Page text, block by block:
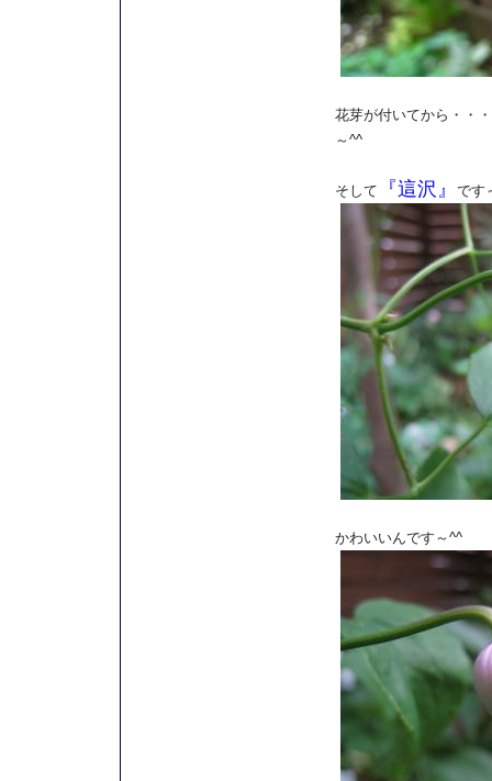
花芽が付いてから・・
～^^
そして 『這沢』 です
かわいいんです～^^